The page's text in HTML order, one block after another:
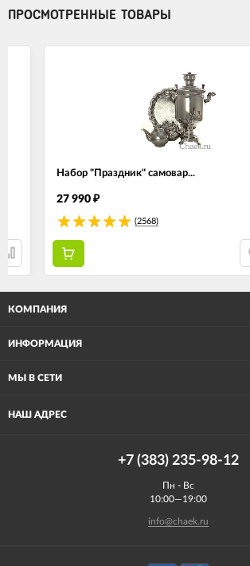
ПРОСМОТРЕННЫЕ ТОВАРЫ
Набор "Праздник" самовар...
27 990 ₽
(2568)
КОМПАНИЯ
ИНФОРМАЦИЯ
МЫ В СЕТИ
НАШ АДРЕС
+7 (383) 235-98-12
Пн - Вс
10:00—19:00
info@chaek.ru